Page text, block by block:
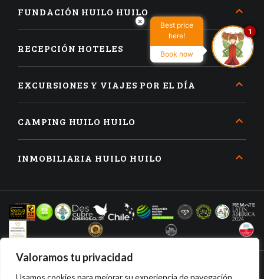
Valoramos tu privacidad
Usamos cookies para mejorar su experiencia de navegación,
FUNDACIÓN HUILO HUILO
RECEPCIÓN HOTELES
EXCURSIONES Y VIAJES POR EL DÍA
CAMPING HUILO HUILO
INMOBILIARIA HUILO HUILO
×
Best price
here!
Book now
1